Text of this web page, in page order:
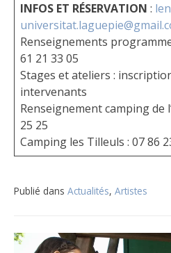
INFOS ET RÉSERVATION :
Renseignements
61 21 33 05
Stages et ateliers :
intervenants
Renseignement camping de
25 25
Camping les Tilleuls : 07 86
Publié dans Actualités, Artistes